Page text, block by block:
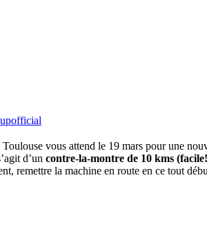
vous attend le 19 mars pour une
d’un contre-la-montre de 10 kms
remettre la machine en route en ce tout